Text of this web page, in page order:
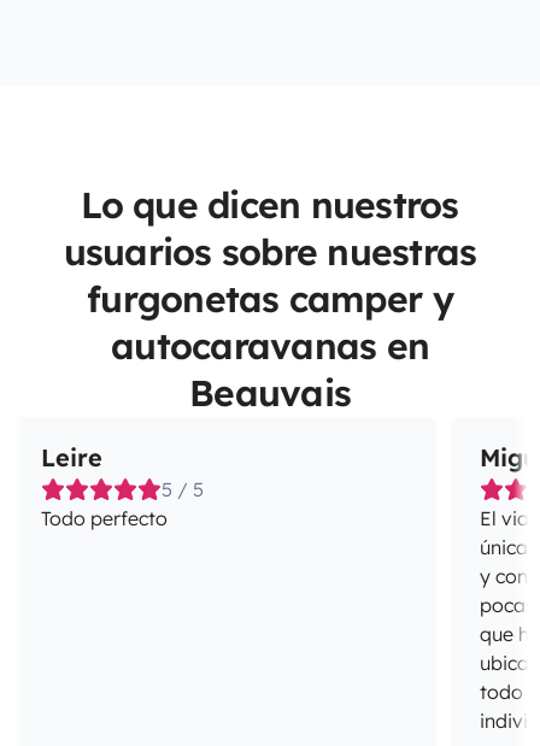
Lo que dicen nuestros
usuarios sobre nuestras
furgonetas camper y
autocaravanas en
Beauvais
Leire
5 / 5
Todo perfecto
El
y
que
todo